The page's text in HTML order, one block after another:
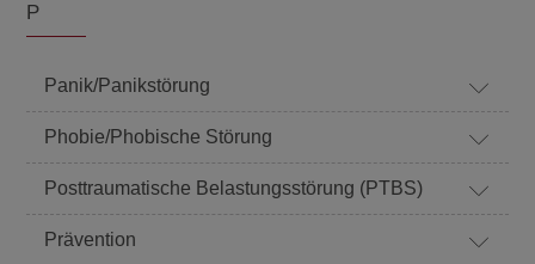
P
Panik/Panikstörung
Phobie/Phobische Störung
Posttraumatische Belastungsstörung (PTBS)
Prävention